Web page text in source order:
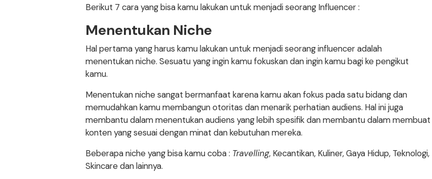
Berikut 7 cara yang bisa kamu lakukan untuk menjadi seorang Influencer :
Menentukan Niche
Hal pertama yang harus kamu lakukan untuk menjadi seorang influencer adalah
menentukan niche. Sesuatu yang ingin kamu fokuskan dan ingin kamu bagi ke pengikut
kamu.
Menentukan niche sangat bermanfaat karena kamu akan fokus pada satu bidang dan
memudahkan kamu membangun otoritas dan menarik perhatian audiens. Hal ini juga
membantu dalam menentukan audiens yang lebih spesifik dan membantu dalam membuat
konten yang sesuai dengan minat dan kebutuhan mereka.
Beberapa niche yang bisa kamu coba : Travelling, Kecantikan, Kuliner, Gaya Hidup, Teknologi,
Skincare dan lainnya.